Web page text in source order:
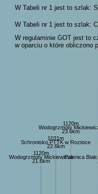
W Tabeli nr 1 jest to szlak:
W Tabeli nr 1 jest to szlak:
W regulaminie GOT jest to
w oparciu o które obliczono
Wodogrzmoty Mickiewicza
1120m
21.6km
Schronisko PTTK w Roztoce
1031m
22.6km
Wodogrzmoty
1120m
23.6km
Palenica